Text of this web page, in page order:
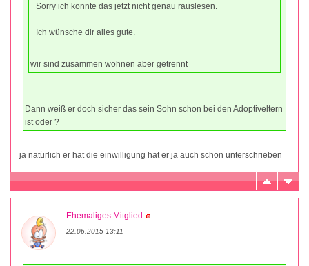
Sorry ich konnte das jetzt nicht genau rauslesen.
Ich wünsche dir alles gute.
wir sind zusammen wohnen aber getrennt
Dann weiß er doch sicher das sein Sohn schon bei den Adoptiveltern
ist oder ?
ja natürlich er hat die einwilligung hat er ja auch schon unterschrieben
Ehemaliges Mitglied
22.06.2015 13:11